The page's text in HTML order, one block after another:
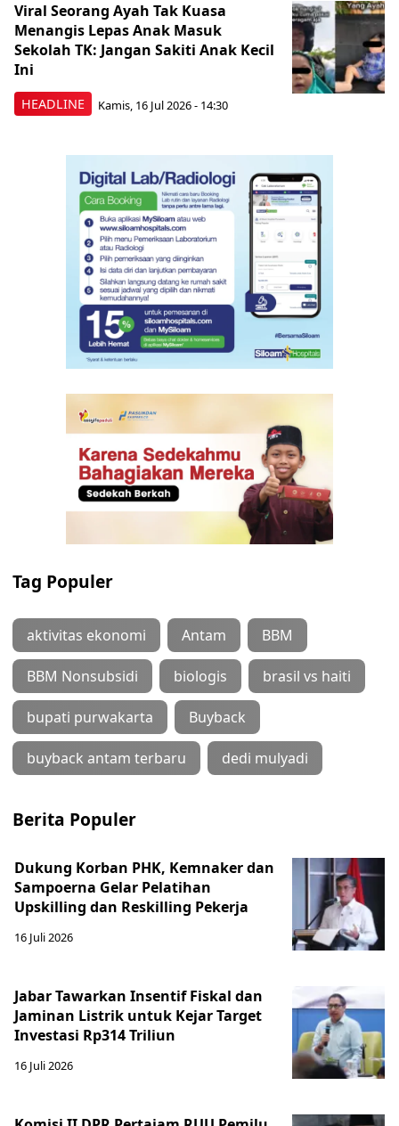
HEADLINE
Viral Seorang Ayah Tak Kuasa
Menangis Lepas Anak Masuk
Sekolah TK: Jangan Sakiti Anak Kecil
Ini
Kamis, 16 Jul 2026 - 14:30
Tag Populer
aktivitas ekonomi Antam BBM
BBM Nonsubsidi biologis brasil vs haiti
bupati purwakarta Buyback
buyback antam terbaru dedi mulyadi
Berita Populer
Dukung Korban PHK, Kemnaker dan
Sampoerna Gelar Pelatihan
Upskilling dan Reskilling Pekerja
16 Juli 2026
Jabar Tawarkan Insentif Fiskal dan
Jaminan Listrik untuk Kejar Target
Investasi Rp314 Triliun
16 Juli 2026